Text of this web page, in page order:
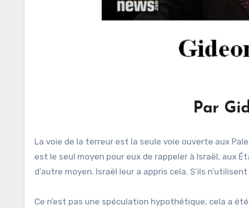
Par
La voie de la terreur est la seule voie ouverte aux
est le seul moyen pour eux de rappeler à Israël, aux
d’autre moyen. Israël leur a appris cela. S’ils
Ce n’est pas une spéculation hypothétique, cela a